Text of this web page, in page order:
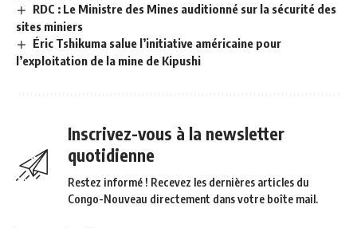
RDC : Le Ministre des Mines auditionné sur la sécurité des
sites miniers
Éric Tshikuma salue l’initiative américaine pour
l’exploitation de la mine de Kipushi
Inscrivez-vous à la newsletter
quotidienne
Restez informé ! Recevez les dernières articles du
Congo-Nouveau directement dans votre boîte mail.